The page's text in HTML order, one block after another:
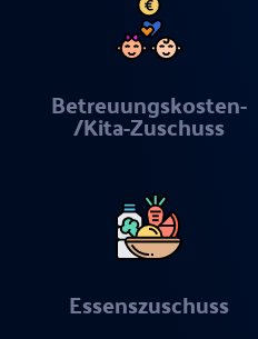
Betreuungskosten-
/Kita-Zuschuss
Essenszuschuss